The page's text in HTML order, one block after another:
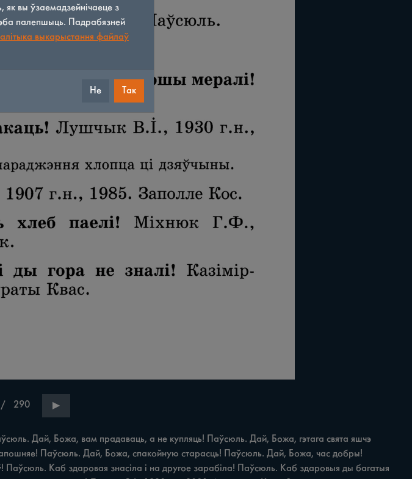
/ 290 ▶
Дай, Божа, вам прадаваць, а не купляць! Паўсюль. Дай, Божа, гэтага свята яшчэ
Паўсюль. Дай, Божа, спакойную старасць! Паўсюль. Дай, Божа, час добры!
Каб здаровая знасіла i на другое зарабіла! Паўсюль. Каб здаровыя ды багатыя
вы ўзаемадзейнічаеце з
палепшыць. Падрабязней
выкарыстання файлаў
Не Так